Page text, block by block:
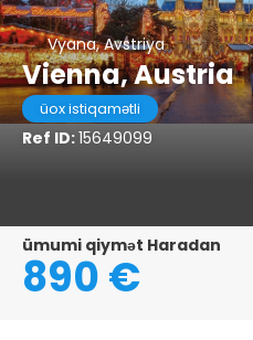
Vyana, Avstriya
Vienna, Austria
üox istiqamətli
Ref ID:15649099
ümumi qiymət Haradan
890 €